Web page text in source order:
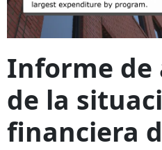
Informe
de la
financiera